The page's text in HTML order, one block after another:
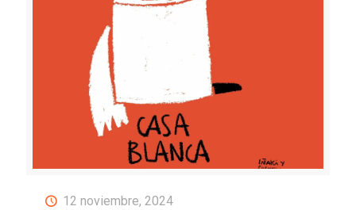
12 noviembre, 2024